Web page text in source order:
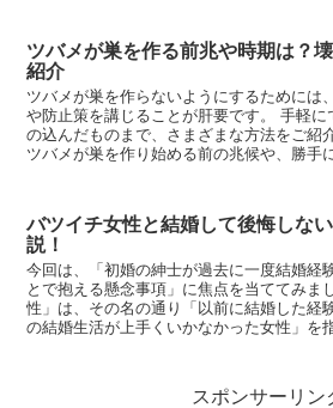
ツバメが巣を作る前兆や時期は？
紹介
ツバメが巣を作らないようにするためには
や防止策を講じることが肝要です。 手軽
の込んだものまで、さまざまな方法をご紹
ツバメが巣を作り始める前の兆候や、勝手
バツイチ女性と結婚して後悔しな
説！
今回は、「初婚の紳士が過去に一度結婚経
とで抱える懸念事項」に焦点を当ててみま
性」は、その名の通り「以前に結婚した経
の結婚生活が上手くいかなかった女性」を
スポンサーリン